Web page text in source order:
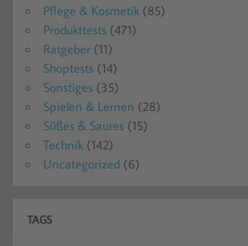
Pflege & Kosmetik (85)
Produkttests (471)
Ratgeber (11)
Shoptests (14)
Sonstiges (35)
Spielen & Lernen (28)
Süßes & Saures (15)
Technik (142)
Uncategorized (6)
TAGS